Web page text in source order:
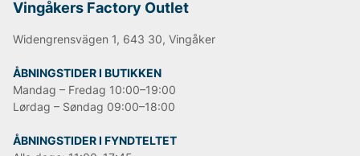
Vingåkers Factory Outlet
Widengrensvägen 1, 643 30, Vingåker
ÅBNINGSTIDER I BUTIKKEN
Mandag – Fredag 10:00–19:00
Lørdag – Søndag 09:00–18:00
ÅBNINGSTIDER I FYNDTELTET